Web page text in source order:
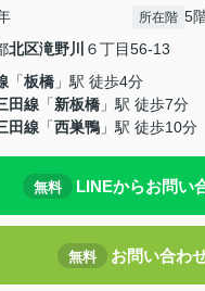
所在階 5
北区滝野川 ６丁目56-13
「板橋 」駅 徒歩4分
田線 「新板橋 」駅 徒歩7分
田線 「西巣鴨 」駅 徒歩10分
無料 LINEからお問い
無料 お問い合わ